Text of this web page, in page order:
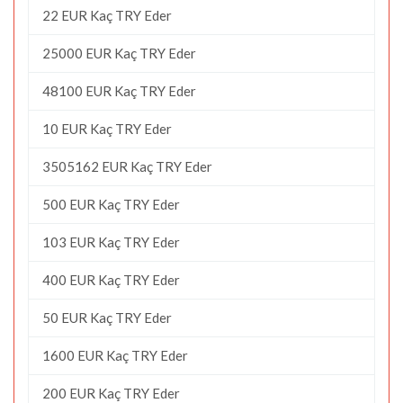
22 EUR Kaç TRY Eder
25000 EUR Kaç TRY Eder
48100 EUR Kaç TRY Eder
10 EUR Kaç TRY Eder
3505162 EUR Kaç TRY Eder
500 EUR Kaç TRY Eder
103 EUR Kaç TRY Eder
400 EUR Kaç TRY Eder
50 EUR Kaç TRY Eder
1600 EUR Kaç TRY Eder
200 EUR Kaç TRY Eder